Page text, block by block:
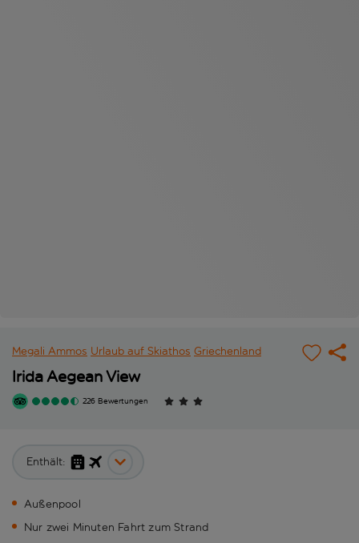
Megali Ammos Urlaub auf Skiathos Griechenland
Irida Aegean View
226 Bewertungen
Enthält:
Außenpool
Nur zwei Minuten Fahrt zum Strand